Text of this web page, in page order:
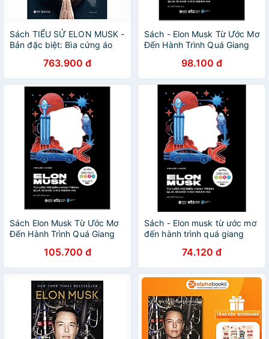
Sách TIỂU SỬ ELON MUSK -
Bản đặc biệt: Bìa cứng áo
763.900 đ
Sách - Elon Musk Từ Ước Mơ
Đến Hành Trình Quá Giang
98.100 đ
Sách Elon Musk Từ Ước Mơ
Đến Hành Trình Quá Giang
105.700 đ
Sách - Elon musk từ ước mơ
đến hành trình quá giang
74.120 đ